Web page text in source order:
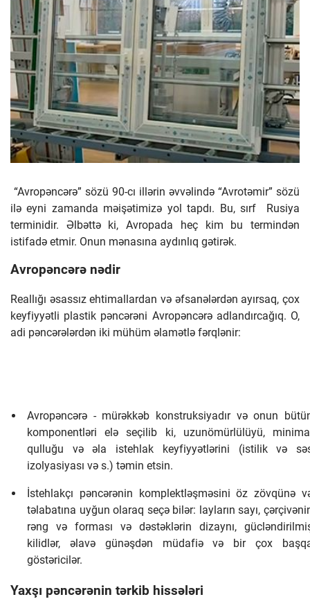
Скопировать ссылку
“Avropəncərə” sözü 90-cı illərin əvvəlində “Avrotəmir” sözü
ilə eyni zamanda məişətimizə yol tapdı. Bu, sırf Rusiya
terminidir. Əlbəttə ki, Avropada heç kim bu termindən
istifadə etmir. Onun mənasına aydınlıq gətirək.
Avropəncərə nədir
Reallığı əsassız ehtimallardan və əfsanələrdən ayırsaq, çox
keyfiyyətli plastik pəncərəni Avropəncərə adlandırcağıq. O,
adi pəncərələrdən iki mühüm əlamətlə fərqlənir:
Avropəncərə - mürəkkəb konstruksiyadır və onun
komponentləri elə seçilib ki, uzunömürlülüyü,
qulluğu və əla istehlak keyfiyyətlərini (istilik və
izolyasiyası və s.) təmin etsin.
İstehlakçı pəncərənin komplektləşməsini öz zövqünə
təlabatına uyğun olaraq seçə bilər: layların sayı,
rəng və forması və dəstəklərin dizaynı,
kilidlər, əlavə günəşdən müdafiə və bir çox
göstəricilər.
Yaxşı pəncərənin tərkib hissələri